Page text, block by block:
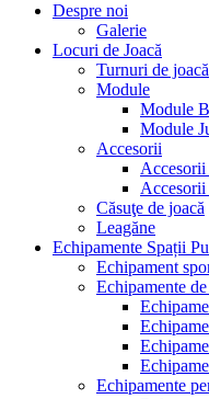
Despre noi
Galerie
Locuri de Joacă
Turnuri de joacă
Module
Module
Module
Accesorii
Căsuţe de joacă
Leagăne
Echipamente Spații
Echipament
Echipamente
Echipamente